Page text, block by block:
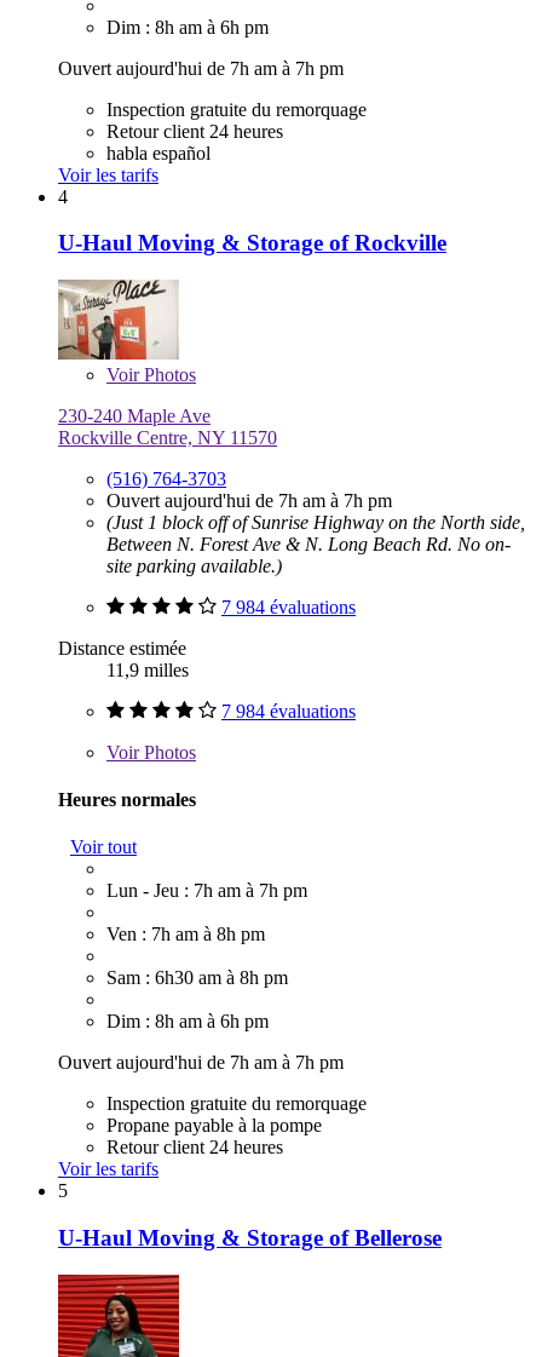
Dim : 8h am à 6h pm
Ouvert aujourd'hui de 7h am à 7h pm
Inspection gratuite du remorquage
Retour client 24 heures
habla español
Voir les tarifs
4
U-Haul Moving & Storage of Rockville
VoirPhotos
230-240 Maple Ave
Rockville Centre, NY 11570
(516) 764-3703
Ouvert aujourd'hui de 7h am à 7h pm
(Just 1 block off of Sunrise Highway on the North side,
Between N. Forest Ave & N. Long Beach Rd. No on-
site parking available.)
7 984 évaluations
Distance estimée
11,9 milles
7 984 évaluations
VoirPhotos
Heures normales
Voir tout
Lun - Jeu : 7h am à 7h pm
Ven : 7h am à 8h pm
Sam : 6h30 am à 8h pm
Dim : 8h am à 6h pm
Ouvert aujourd'hui de 7h am à 7h pm
Inspection gratuite du remorquage
Propane payable à la pompe
Retour client 24 heures
Voir les tarifs
5
U-Haul Moving & Storage of Bellerose